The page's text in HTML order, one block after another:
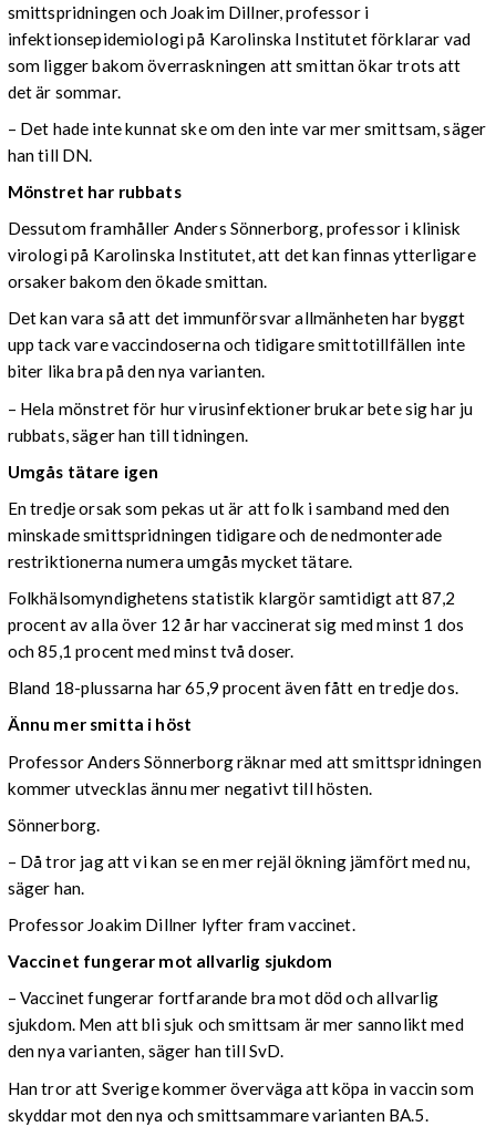
smittspridningen och Joakim Dillner, professor i
infektionsepidemiologi på Karolinska Institutet förklarar vad
som ligger bakom överraskningen att smittan ökar trots att
det är sommar.
– Det hade inte kunnat ske om den inte var mer smittsam, säger
han till DN.
Mönstret har rubbats
Dessutom framhåller Anders Sönnerborg, professor i klinisk
virologi på Karolinska Institutet, att det kan finnas ytterligare
orsaker bakom den ökade smittan.
Det kan vara så att det immunförsvar allmänheten har byggt
upp tack vare vaccindoserna och tidigare smittotillfällen inte
biter lika bra på den nya varianten.
– Hela mönstret för hur virusinfektioner brukar bete sig har ju
rubbats, säger han till tidningen.
Umgås tätare igen
En tredje orsak som pekas ut är att folk i samband med den
minskade smittspridningen tidigare och de nedmonterade
restriktionerna numera umgås mycket tätare.
Folkhälsomyndighetens statistik klargör samtidigt att 87,2
procent av alla över 12 år har vaccinerat sig med minst 1 dos
och 85,1 procent med minst två doser.
Bland 18-plussarna har 65,9 procent även fått en tredje dos.
Ännu mer smitta i höst
Professor Anders Sönnerborg räknar med att smittspridningen
kommer utvecklas ännu mer negativt till hösten.
Sönnerborg.
– Då tror jag att vi kan se en mer rejäl ökning jämfört med nu,
säger han.
Professor Joakim Dillner lyfter fram vaccinet.
Vaccinet fungerar mot allvarlig sjukdom
– Vaccinet fungerar fortfarande bra mot död och allvarlig
sjukdom. Men att bli sjuk och smittsam är mer sannolikt med
den nya varianten, säger han till SvD.
Han tror att Sverige kommer överväga att köpa in vaccin som
skyddar mot den nya och smittsammare varianten BA.5.